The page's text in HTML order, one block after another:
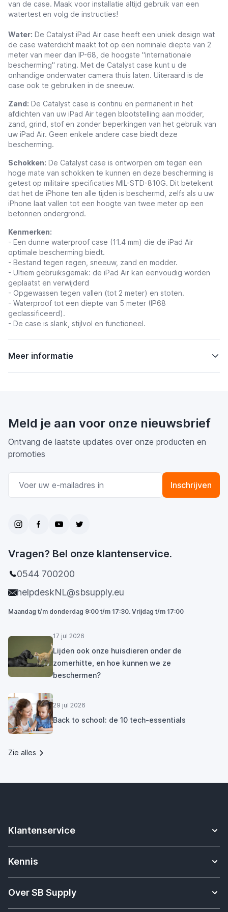
van de case. Maak voor installatie altijd gebruik van een
watertest en volg de instructies!
Water: De Catalyst iPad Air case heeft een uniek design wat
de case waterdicht maakt tot op een nominale diepte van 2
meter van meer dan IP-68, de hoogste "internationale
bescherming" rating. Met de Catalyst case kunt u de
onhandige onderwater camera thuis laten. Uiteraard is de
case ook te gebruiken in de sneeuw.
Zand: De Catalyst case is continu en permanent in het
afdichten van uw iPad Air tegen blootstelling aan modder,
zand, grind, stof en zonder beperkingen van het gebruik van
uw iPad Air. Geen enkele andere case biedt deze
bescherming.
Schokken: De Catalyst case is ontworpen om tegen een
hoge mate van schokken te kunnen en deze bescherming is
getest op militaire specificaties MIL-STD-810G. Dit betekent
dat het de iPhone ten alle tijden is beschermd, zelfs als u uw
iPhone laat vallen tot een hoogte van twee meter op een
betonnen ondergrond.
Kenmerken:
- Een dunne waterproof case (11.4 mm) die de iPad Air
optimale bescherming biedt.
- Bestand tegen regen, sneeuw, zand en modder.
- Ultiem gebruiksgemak: de iPad Air kan eenvoudig worden
geplaatst en verwijderd
- Opgewassen tegen vallen (tot 2 meter) en stoten.
- Waterproof tot een diepte van 5 meter (IP68
geclassificeerd).
- De case is slank, stijlvol en functioneel.
Meer informatie
Meld je aan voor onze nieuwsbrief
Ontvang de laatste updates over onze producten en
promoties
Inschrijven
Vragen? Bel onze klantenservice.
0544 700200
helpdeskNL@sbsupply.eu
Maandag t/m donderdag 9:00 t/m 17:30. Vrijdag t/m 17:00
17 jul 2026
Lijden ook onze huisdieren onder de
zomerhitte, en hoe kunnen we ze
beschermen?
29 jul 2026
Back to school: de 10 tech-essentials
Zie alles
Klantenservice
Contact
Verzending & bezorging
Kennis
Apple Watch bandjes kennisbank
Over SB Supply